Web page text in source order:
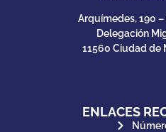
Arquímedes, 190
Delegación
11560 Ciudad de
ENLACES